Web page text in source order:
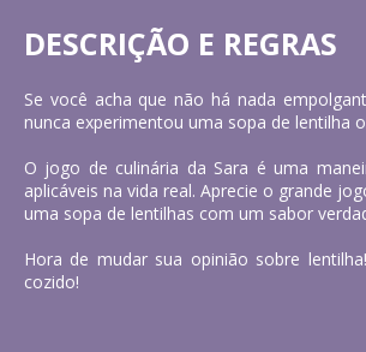
DESCRIÇÃO E REGRAS
Se você acha que não há nada
nunca experimentou uma sopa de lentilha
O jogo de culinária da Sara é uma
aplicáveis na vida real. Aprecie o grande
uma sopa de lentilhas com um sabor
Hora de mudar sua opinião sobre
cozido!